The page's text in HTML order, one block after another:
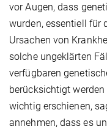
vor Augen, dass
wurden, essentiell für
Ursachen von
solche ungeklärten
verfügbaren
berücksichtigt
wichtig erschienen,
annehmen, dass es